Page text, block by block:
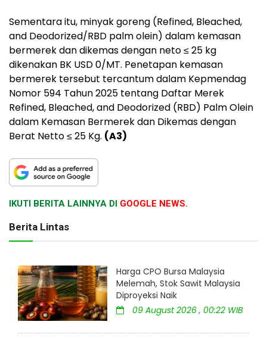
Sementara itu, minyak goreng (Refined, Bleached,
and Deodorized/RBD palm olein) dalam kemasan
bermerek dan dikemas dengan neto ≤ 25 kg
dikenakan BK USD 0/MT. Penetapan kemasan
bermerek tersebut tercantum dalam Kepmendag
Nomor 594 Tahun 2025 tentang Daftar Merek
Refined, Bleached, and Deodorized (RBD) Palm Olein
dalam Kemasan Bermerek dan Dikemas dengan
Berat Netto ≤ 25 Kg. (A3)
IKUTI BERITA LAINNYA DI GOOGLE NEWS.
Berita Lintas
Harga CPO Bursa Malaysia
Melemah, Stok Sawit Malaysia
Diproyeksi Naik
09 August 2026 , 00:22 WIB